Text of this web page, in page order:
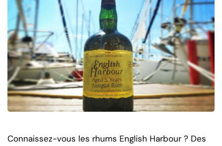
Connaissez-vous les rhums English Harbour ? Des